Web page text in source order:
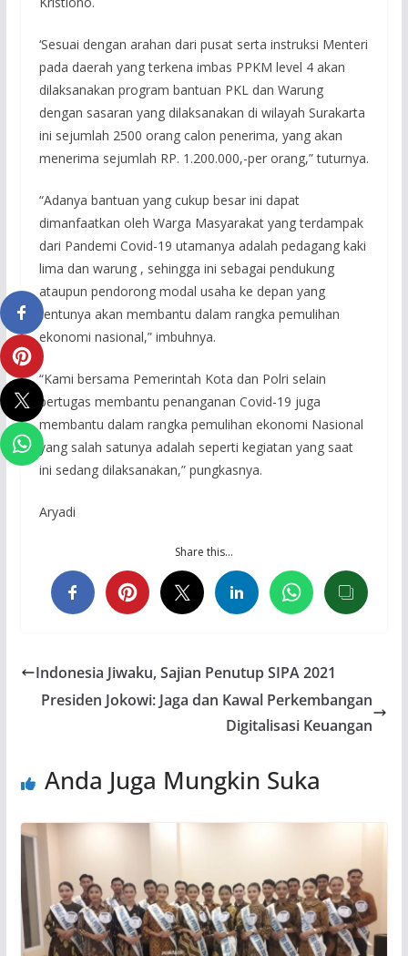
‘Sesuai dengan arahan dari pusat serta instruksi Menteri
pada daerah yang terkena imbas PPKM level 4 akan
dilaksanakan program bantuan PKL dan Warung
dengan sasaran yang dilaksanakan di wilayah Surakarta
ini sejumlah 2500 orang calon penerima, yang akan
menerima sejumlah RP. 1.200.000,-per orang,” tuturnya.
“Adanya bantuan yang cukup besar ini dapat
dimanfaatkan oleh Warga Masyarakat yang terdampak
dari Pandemi Covid-19 utamanya adalah pedagang kaki
lima dan warung , sehingga ini sebagai pendukung
ataupun pendorong modal usaha ke depan yang
tentunya akan membantu dalam rangka pemulihan
ekonomi nasional,” imbuhnya.
“Kami bersama Pemerintah Kota dan Polri selain
bertugas membantu penanganan Covid-19 juga
membantu dalam rangka pemulihan ekonomi Nasional
yang salah satunya adalah seperti kegiatan yang saat
ini sedang dilaksanakan,” pungkasnya.
Aryadi
Share this…
Indonesia Jiwaku, Sajian Penutup SIPA 2021
Presiden Jokowi: Jaga dan Kawal Perkembangan
Digitalisasi Keuangan
Anda Juga Mungkin Suka